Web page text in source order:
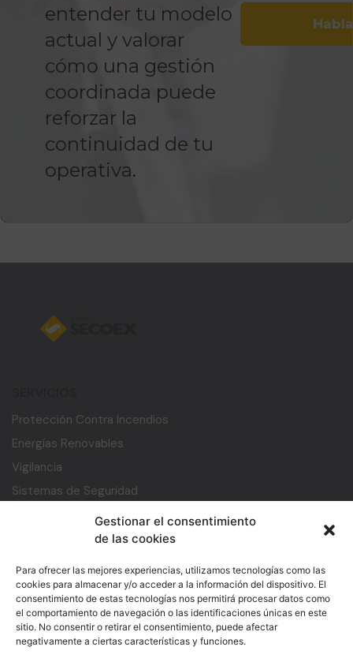
Gestionar el consentimiento
de las cookies
Para ofrecer las mejores experiencias, utilizamos tecnologías como las
cookies para almacenar y/o acceder a la información del dispositivo. El
consentimiento de estas tecnologías nos permitirá procesar datos como
el comportamiento de navegación o las identificaciones únicas en este
sitio. No consentir o retirar el consentimiento, puede afectar
negativamente a ciertas características y funciones.
entender tu modelo
actual y valorar
cómo una gestión
coordinada puede
reforzar la
continuidad de tu
operativa.
Protección Contra Incendios
Energías Renovables
Vigilancia
Sistemas de Seguridad
Desarrollo de software y ciberseguridad
Centro de Inteligencia
ENLACES ÚTILES
Inicio
Trabaja con nosotros